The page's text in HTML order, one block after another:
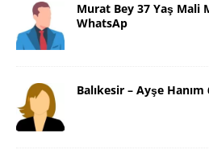
Murat Bey 37 Yaş Mali
WhatsAp
Balıkesir – Ayşe